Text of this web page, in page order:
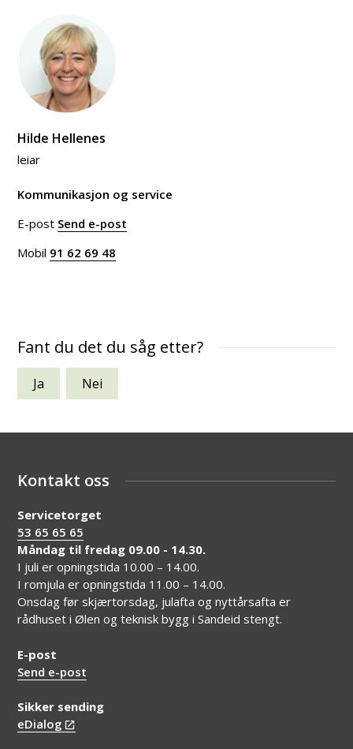
Hilde Hellenes
leiar
Kommunikasjon og service
E-post Send e-post
Mobil 91 62 69 48
Fant du det du såg etter?
Ja Nei
Kontakt oss
Servicetorget
53 65 65 65
Måndag til fredag 09.00 - 14.30.
I juli er opningstida 10.00 – 14.00.
I romjula er opningstida 11.00 – 14.00.
Onsdag før skjærtorsdag, julafta og nyttårsafta er
rådhuset i Ølen og teknisk bygg i Sandeid stengt.
E-post
Send e-post
Sikker sending
eDialog